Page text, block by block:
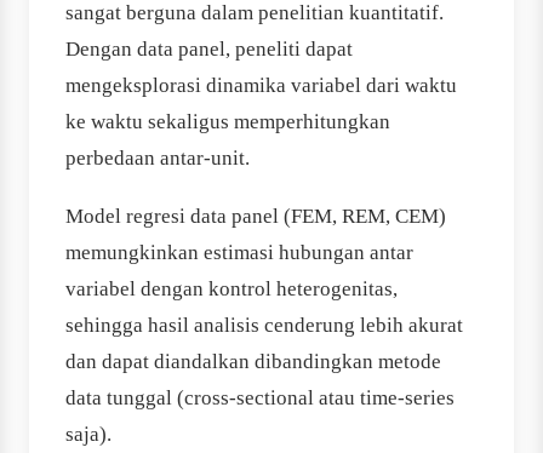
sangat berguna dalam penelitian kuantitatif.
Dengan data panel, peneliti dapat
mengeksplorasi dinamika variabel dari waktu
ke waktu sekaligus memperhitungkan
perbedaan antar-unit.
Model regresi data panel (FEM, REM, CEM)
memungkinkan estimasi hubungan antar
variabel dengan kontrol heterogenitas,
sehingga hasil analisis cenderung lebih akurat
dan dapat diandalkan dibandingkan metode
data tunggal (cross-sectional atau time-series
saja).